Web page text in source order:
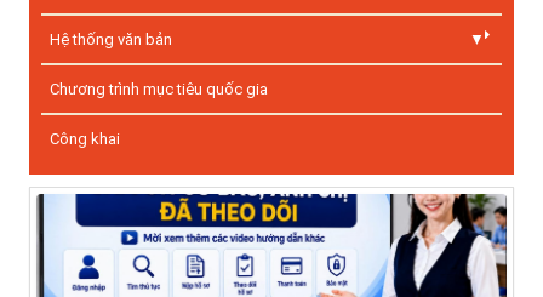
Hệ thống văn bản
Chương trình mục tiêu quốc gia
Công khai